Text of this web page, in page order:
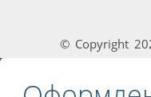
© Copyright